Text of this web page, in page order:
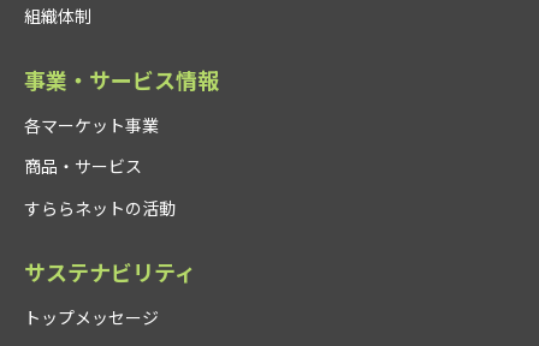
組織体制
事業・サービス情報
各マーケット事業
商品・サービス
すららネットの活動
サステナビリティ
トップメッセージ